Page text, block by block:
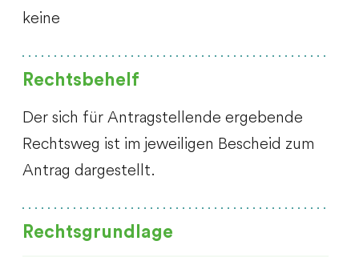
keine
Rechtsbehelf
Der sich für Antragstellende ergebende
Rechtsweg ist im jeweiligen Bescheid zum
Antrag dargestellt.
Rechtsgrundlage